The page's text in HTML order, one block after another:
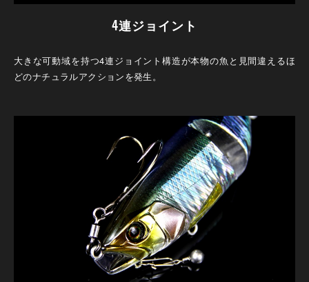
4連ジョイント
大きな可動域を持つ4連ジョイント構造が本物の魚と見間違えるほ
どのナチュラルアクションを発生。